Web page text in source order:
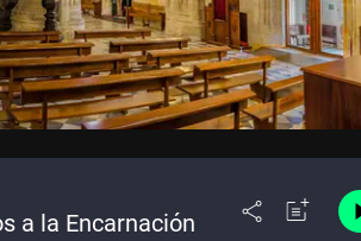
a la Encarnación